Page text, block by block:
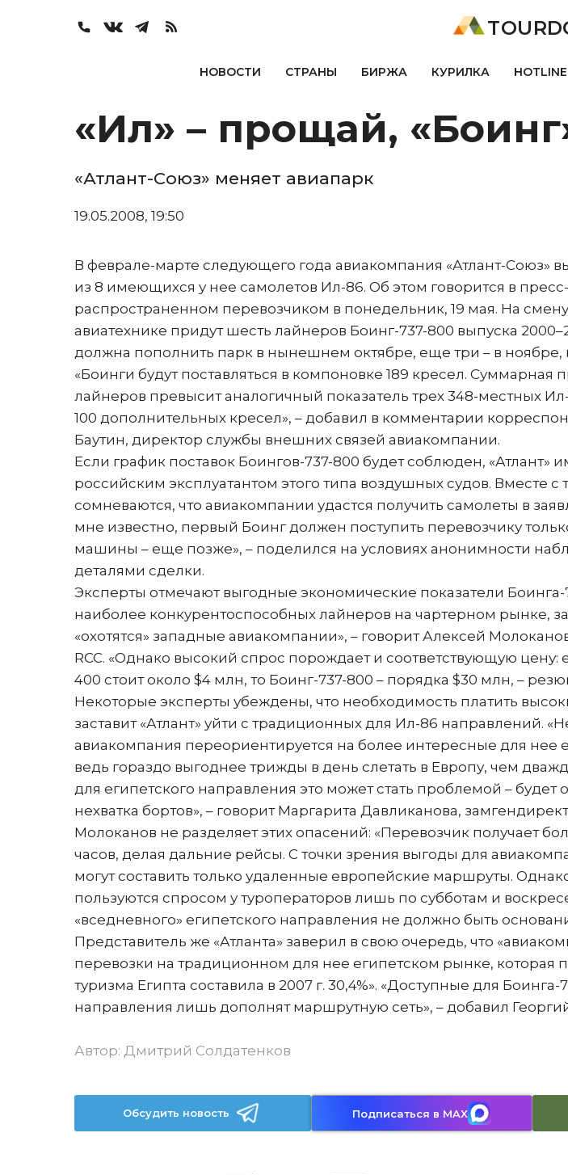
НОВОСТИ СТРАНЫ БИРЖА КУРИЛКА
«Ил» – прощай,
«Атлант-Союз» меняет авиапарк
19.05.2008, 19:50
В феврале-марте следующего года авиакомпания «Атлант-Союз»
из 8 имеющихся у нее самолетов Ил-86. Об этом говорится в
распространенном перевозчиком в понедельник, 19 мая. На
авиатехнике придут шесть лайнеров Боинг-737-800 выпуска
должна пополнить парк в нынешнем октябре, еще три – в ноябре,
«Боинги будут поставляться в компоновке 189 кресел. Суммарная
лайнеров превысит аналогичный показатель трех 348-местных
100 дополнительных кресел», – добавил в комментарии
Баутин, директор службы внешних связей авиакомпании.
Если график поставок Боингов-737-800 будет соблюден, «Атлант»
российским эксплуатантом этого типа воздушных судов. Вместе с
сомневаются, что авиакомпании удастся получить самолеты в
мне известно, первый Боинг должен поступить перевозчику
машины – еще позже», – поделился на условиях анонимности
деталями сделки.
Эксперты отмечают выгодные экономические показатели Боинга-
наиболее конкурентоспособных лайнеров на чартерном рынке,
«охотятся» западные авиакомпании», – говорит Алексей
RCC. «Однако высокий спрос порождает и соответствующую цену:
400 стоит около $4 млн, то Боинг-737-800 – порядка $30 млн, –
Некоторые эксперты убеждены, что необходимость платить
заставит «Атлант» уйти с традиционных для Ил-86 направлений.
авиакомпания переориентируется на более интересные для
ведь гораздо выгоднее трижды в день слетать в Европу, чем
для египетского направления это может стать проблемой – будет
нехватка бортов», – говорит Маргарита Давликанова,
Молоканов не разделяет этих опасений: «Перевозчик получает
часов, делая дальние рейсы. С точки зрения выгоды для
могут составить только удаленные европейские маршруты.
пользуются спросом у туроператоров лишь по субботам и
«вседневного» египетского направления не должно быть
Представитель же «Атланта» заверил в свою очередь, что
перевозки на традиционном для нее египетском рынке, которая
туризма Египта составила в 2007 г. 30,4%». «Доступные для
направления лишь дополнят маршрутную сеть», – добавил
Автор: Дмитрий Солдатенков
Обсудить новость Подписаться в MAX